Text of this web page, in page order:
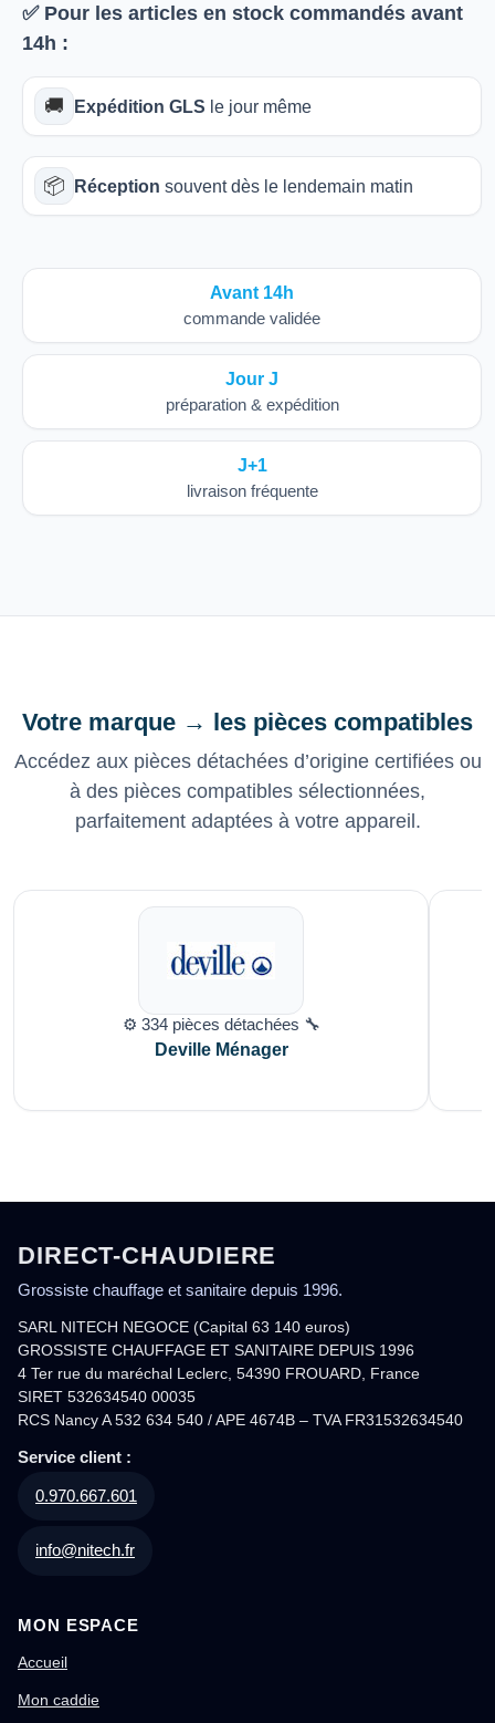
✅ Pour les articles en stock commandés avant
14h :
🚚 Expédition GLS le jour même
📦 Réception souvent dès le lendemain matin
Avant 14h
commande validée
Jour J
préparation & expédition
J+1
livraison fréquente
Votre marque → les pièces compatibles
Accédez aux pièces détachées d’origine certifiées ou
à des pièces compatibles sélectionnées,
parfaitement adaptées à votre appareil.
⚙️ 334 pièces détachées 🔧
Deville Ménager
DIRECT-CHAUDIERE
Grossiste chauffage et sanitaire depuis 1996.
SARL NITECH NEGOCE (Capital 63 140 euros)
GROSSISTE CHAUFFAGE ET SANITAIRE DEPUIS 1996
4 Ter rue du maréchal Leclerc, 54390 FROUARD, France
SIRET 532634540 00035
RCS Nancy A 532 634 540 / APE 4674B – TVA FR31532634540
Service client :
0.970.667.601
info@nitech.fr
MON ESPACE
Accueil
Mon caddie